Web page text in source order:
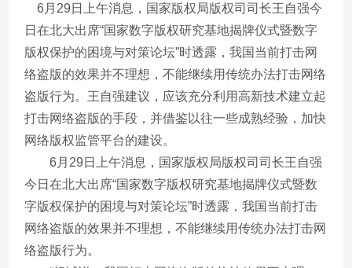
6月29日上午消息，国家版权局版权司司长王自强今
日在北大出席“国家数字版权研究基地揭牌仪式暨数字
版权保护的困境与对策论坛”时透露，我国当前打击网
络盗版的效果并不理想，不能继续用传统办法打击网络
盗版行为。王自强建议，应该充分利用高新技术建立起
打击网络盗版的手段，并借鉴以往一些成熟经验，加快
网络版权监管平台的建设。
6月29日上午消息，国家版权局版权司司长王自强
今日在北大出席“国家数字版权研究基地揭牌仪式暨数
字版权保护的困境与对策论坛”时透露，我国当前打击
网络盗版的效果并不理想，不能继续用传统办法打击网
络盗版行为。